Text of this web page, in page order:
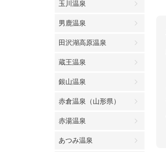
玉川温泉
男鹿温泉
田沢湖高原温泉
蔵王温泉
銀山温泉
赤倉温泉（山形県）
赤湯温泉
あつみ温泉